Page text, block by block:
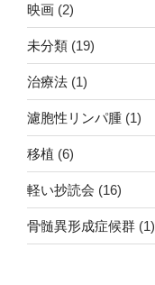
映画 (2)
未分類 (19)
治療法 (1)
濾胞性リンパ腫 (1)
移植 (6)
軽い抄読会 (16)
骨髄異形成症候群 (1)